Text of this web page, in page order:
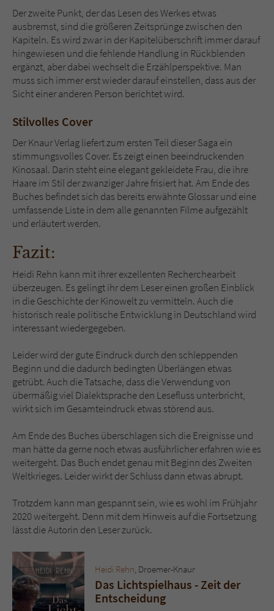
Der zweite Punkt, der das Lesen des Werkes etwas
ausbremst, sind die größeren Zeitsprünge zwischen den
Kapiteln. Es wird zwar in der Kapitelüberschrift immer darauf
hingewiesen und die fehlende Handlung in Rückblenden
ergänzt, aber dabei wechselt die Erzählperspektive. Man
muss sich immer erst wieder darauf einstellen, dass aus der
Sicht einer anderen Person berichtet wird.
Stilvolles Cover
Der Knaur Verlag liefert zum ersten Teil dieser Saga ein
stimmungsvolles Cover. Es zeigt einen beeindruckenden
Kinosaal. Darin steht eine elegant gekleidete Frau, die ihre
Haare im Stil der zwanziger Jahre frisiert hat. Am Ende des
Buches befindet sich das bereits erwähnte Glossar und eine
umfassende Liste in dem alle genannten Filme aufgezählt
und erläutert werden.
Fazit:
Heidi Rehn kann mit ihrer exzellenten Recherchearbeit
überzeugen. Es gelingt ihr dem Leser einen großen Einblick
in die Geschichte der Kinowelt zu vermitteln. Auch die
historisch reale politische Entwicklung in Deutschland wird
interessant wiedergegeben.
Leider wird der gute Eindruck durch den schleppenden
Beginn und die dadurch bedingten Überlängen etwas
getrübt. Auch die Tatsache, dass die Verwendung von
übermäßig viel Dialektsprache den Lesefluss unterbricht,
wirkt sich im Gesamteindruck etwas störend aus.
Am Ende des Buches überschlagen sich die Ereignisse und
man hätte da gerne noch etwas ausführlicher erfahren wie es
weitergeht. Das Buch endet genau mit Beginn des Zweiten
Weltkrieges. Leider wirkt der Schluss dann etwas abrupt.
Trotzdem kann man gespannt sein, wie es wohl im Frühjahr
2020 weitergeht. Denn mit dem Hinweis auf die Fortsetzung
lässt die Autorin den Leser zurück.
Heidi Rehn, Droemer-Knaur
Das Lichtspielhaus - Zeit der
Entscheidung